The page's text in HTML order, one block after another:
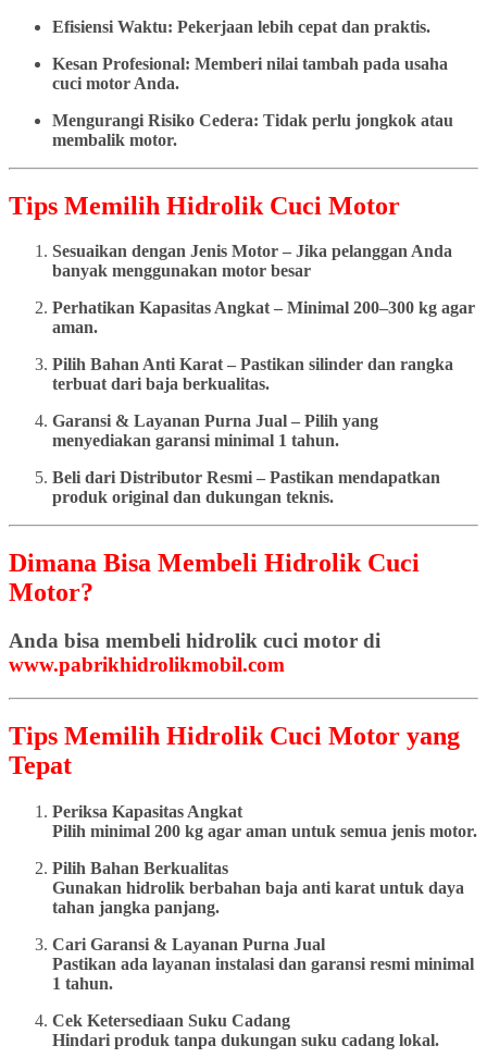
Efisiensi Waktu: Pekerjaan lebih cepat dan praktis.
Kesan Profesional: Memberi nilai tambah pada usaha
cuci motor Anda.
Mengurangi Risiko Cedera: Tidak perlu jongkok atau
membalik motor.
Tips Memilih Hidrolik Cuci Motor
Sesuaikan dengan Jenis Motor – Jika pelanggan Anda
banyak menggunakan motor besar
Perhatikan Kapasitas Angkat – Minimal 200–300 kg agar
aman.
Pilih Bahan Anti Karat – Pastikan silinder dan rangka
terbuat dari baja berkualitas.
Garansi & Layanan Purna Jual – Pilih yang
menyediakan garansi minimal 1 tahun.
Beli dari Distributor Resmi – Pastikan mendapatkan
produk original dan dukungan teknis.
Dimana Bisa Membeli Hidrolik Cuci
Motor?
Anda bisa membeli hidrolik cuci motor di
www.pabrikhidrolikmobil.com
Tips Memilih Hidrolik Cuci Motor yang
Tepat
Periksa Kapasitas Angkat
Pilih minimal 200 kg agar aman untuk semua jenis motor.
Pilih Bahan Berkualitas
Gunakan hidrolik berbahan baja anti karat untuk daya
tahan jangka panjang.
Cari Garansi & Layanan Purna Jual
Pastikan ada layanan instalasi dan garansi resmi minimal
1 tahun.
Cek Ketersediaan Suku Cadang
Hindari produk tanpa dukungan suku cadang lokal.